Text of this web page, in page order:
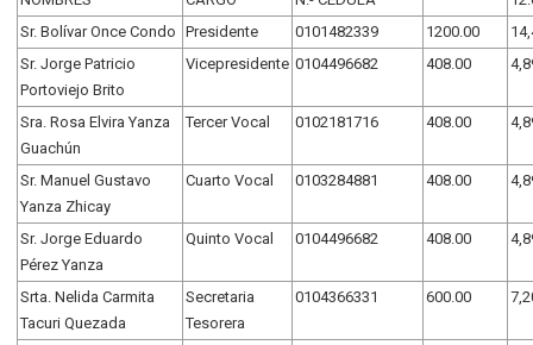
Sr. Bolívar Once Condo Presidente 0101482339 1200.00
Sr. Jorge Patricio
Portoviejo Brito
Vicepresidente 0104496682 408.00
Sra. Rosa Elvira Yanza
Guachún
Tercer Vocal 0102181716 408.00
Sr. Manuel Gustavo
Yanza Zhicay
Cuarto Vocal 0103284881 408.00
Sr. Jorge Eduardo
Pérez Yanza
Quinto Vocal 0104496682 408.00
Srta. Nelida Carmita
Tacuri Quezada
Secretaria
Tesorera
0104366331 600.00